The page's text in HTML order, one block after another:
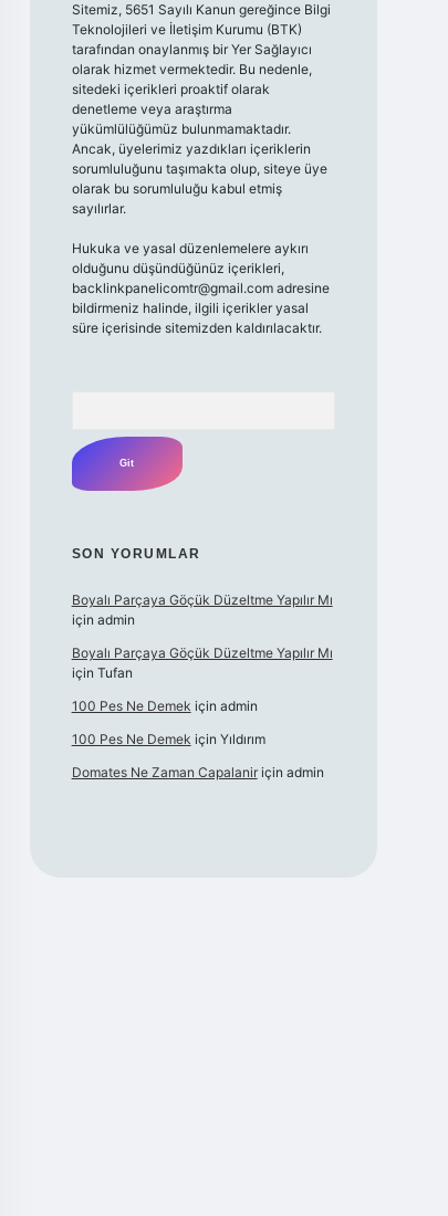
Sitemiz, 5651 Sayılı Kanun gereğince Bilgi
Teknolojileri ve İletişim Kurumu (BTK)
tarafından onaylanmış bir Yer Sağlayıcı
olarak hizmet vermektedir. Bu nedenle,
sitedeki içerikleri proaktif olarak
denetleme veya araştırma
yükümlülüğümüz bulunmamaktadır.
Ancak, üyelerimiz yazdıkları içeriklerin
sorumluluğunu taşımakta olup, siteye üye
olarak bu sorumluluğu kabul etmiş
sayılırlar.
Hukuka ve yasal düzenlemelere aykırı
olduğunu düşündüğünüz içerikleri,
backlinkpanelicomtr@gmail.comadresine
bildirmeniz halinde, ilgili içerikler yasal
süre içerisinde sitemizden kaldırılacaktır.
SON YORUMLAR
Boyalı Parçaya Göçük Düzeltme Yapılır Mı
için admin
Boyalı Parçaya Göçük Düzeltme Yapılır Mı
için Tufan
100 Pes Ne Demek için admin
100 Pes Ne Demek için Yıldırım
Domates Ne Zaman Capalaniriçin admin